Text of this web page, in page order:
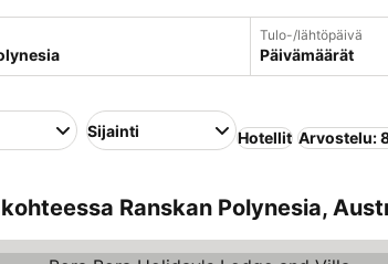
Tulo-/lähtöpäivä
Päivämäärät
Sijainti Hotellit Arvostelu:
Ranskan Polynesia,